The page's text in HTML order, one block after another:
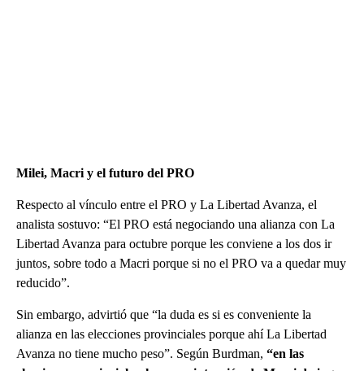
Milei, Macri y el futuro del PRO
Respecto al vínculo entre el PRO y La Libertad Avanza, el
analista sostuvo: “El PRO está negociando una alianza con La
Libertad Avanza para octubre porque les conviene a los dos ir
juntos, sobre todo a Macri porque si no el PRO va a quedar muy
reducido”.
Sin embargo, advirtió que “la duda es si es conveniente la
alianza en las elecciones provinciales porque ahí La Libertad
Avanza no tiene mucho peso”. Según Burdman, “en las